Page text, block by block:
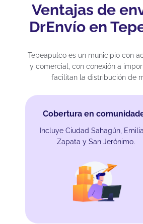
Ventajas de
DrEnvío en
Tepeapulco es un municipio con
y comercial, con conexión a
facilitan la distribución de
Cobertura en
Incluye Ciudad Sahagún,
Zapata y San Jerónimo.